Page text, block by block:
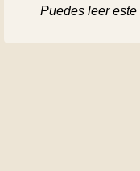
Puedes leer